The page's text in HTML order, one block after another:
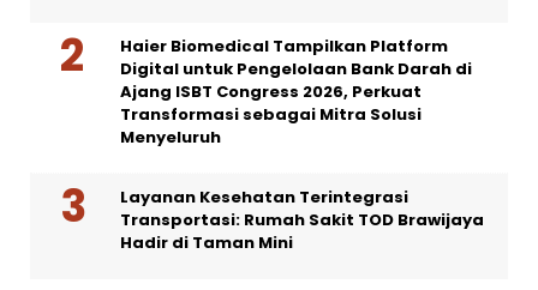
Haier Biomedical Tampilkan Platform
Digital untuk Pengelolaan Bank Darah di
Ajang ISBT Congress 2026, Perkuat
Transformasi sebagai Mitra Solusi
Menyeluruh
Layanan Kesehatan Terintegrasi
Transportasi: Rumah Sakit TOD Brawijaya
Hadir di Taman Mini